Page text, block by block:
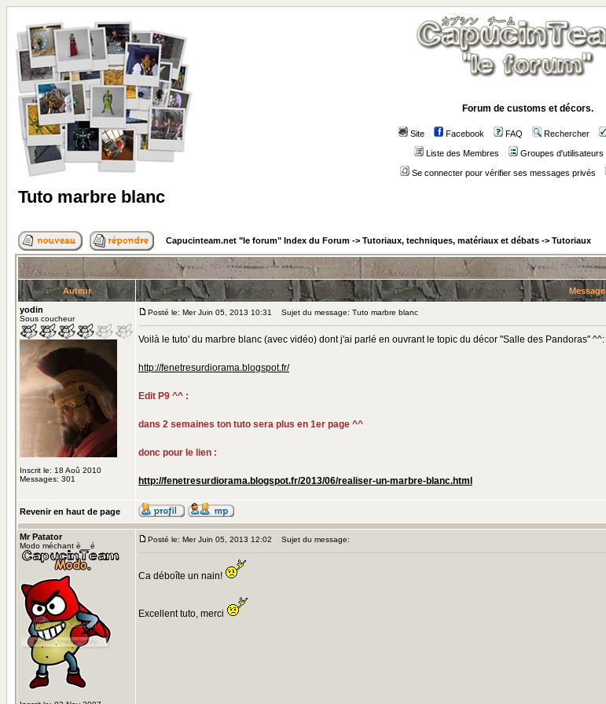
Forum de customs et décors.
Site Facebook FAQ Rechercher
Liste des Membres Groupes d'utilisateurs
Se connecter pour vérifier ses messages privés
Tuto marbre blanc
Capucinteam.net "le forum" Index du Forum -> Tutoriaux, techniques, matériaux et débats -> Tutoriaux
Auteur
Message
yodin
Sous coucheur
Inscrit le: 18 Aoû 2010
Messages: 301
Posté le: Mer Juin 05, 2013 10:31 Sujet du message: Tuto marbre blanc
Voilà le tuto' du marbre blanc (avec vidéo) dont j'ai parlé en ouvrant le topic du décor "Salle des Pandoras" ^^:
http://fenetresurdiorama.blogspot.fr/
Edit P9 ^^ :
dans 2 semaines ton tuto sera plus en 1er page ^^
donc pour le lien :
http://fenetresurdiorama.blogspot.fr/2013/06/realiser-un-marbre-blanc.html
Revenir en haut de page
Mr Patator
Modo méchant è__é
Posté le: Mer Juin 05, 2013 12:02 Sujet du message:
Ca déboîte un nain!
Excellent tuto, merci